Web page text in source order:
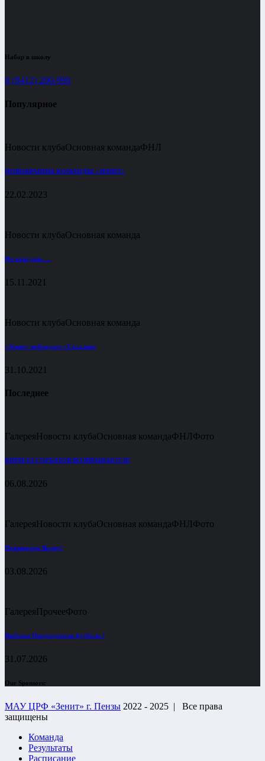
Набор в школу
8 (8412) 200-990
Популярное
Новости клубаОсновная командаФНЛ
НОВОБРАНЦЫ КОМАНДЫ «ЗЕНИТ»
22.02.2023
Новости клубаОсновная команда
Не наш день …
15.11.2021
Новости клубаОсновная команда
«Зенит» побеждает «Сахалин»
31.10.2021
Последнее
ГалереяНовости клубаОсновная командаФНЛФото
КИРИЛЛ ГОРБАТОВ ВОЗВРАЩАЕТСЯ!
06.08.2026
ГалереяНовости клубаОсновная командаФНЛФото
Принимаем Волну!
03.08.2026
ГалереяПрочееФото
Выборы Председателя футбола !
31.07.2026
Our Sponsors:
МАУ ЦРФ «Зенит» г. Пензы 2022 - 2025 | Все права
защищены
Команда
Результаты
Расписание